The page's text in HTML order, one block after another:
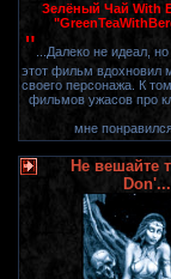
Зелёный Чай With
" ...Далеко не идеал, но
этот фильм вдохновил
своего персонажа. К
фильмов ужасов про
мне
Не вешайте
Don'...